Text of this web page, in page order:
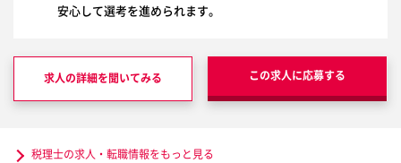
安心して選考を進められます。
求人の詳細を聞いてみる この求人に応募する
税理士の求人・転職情報をもっと見る